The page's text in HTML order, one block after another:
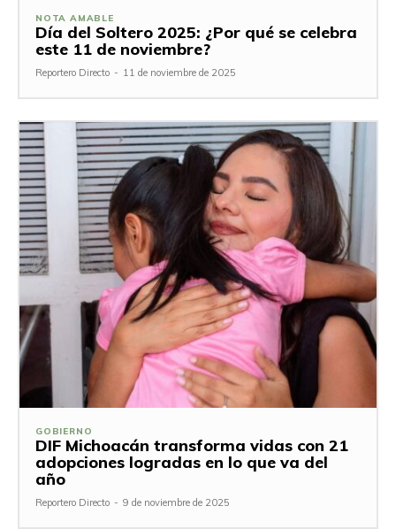
NOTA AMABLE
Día del Soltero 2025: ¿Por qué se celebra
este 11 de noviembre?
Reportero Directo - 11 de noviembre de 2025
GOBIERNO
DIF Michoacán transforma vidas con 21
adopciones logradas en lo que va del
año
Reportero Directo - 9 de noviembre de 2025